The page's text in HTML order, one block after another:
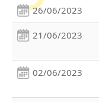
26/06/2023
21/06/2023
02/06/2023